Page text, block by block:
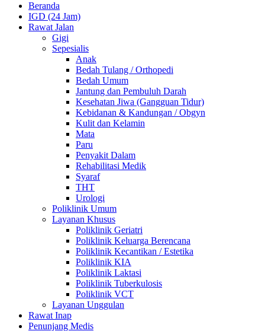
Beranda
IGD (24 Jam)
Rawat Jalan
Gigi
Sepesialis
Anak
Bedah Tulang / Orthopedi
Bedah Umum
Jantung dan Pembuluh Darah
Kesehatan Jiwa (Gangguan Tidur)
Kebidanan & Kandungan / Obgyn
Kulit dan Kelamin
Mata
Paru
Penyakit Dalam
Rehabilitasi Medik
Syaraf
THT
Urologi
Poliklinik Umum
Layanan Khusus
Poliklinik Geriatri
Poliklinik Keluarga Berencana
Poliklinik Kecantikan / Estetika
Poliklinik KIA
Poliklinik Laktasi
Poliklinik Tuberkulosis
Poliklinik VCT
Layanan Unggulan
Rawat Inap
Penunjang Medis